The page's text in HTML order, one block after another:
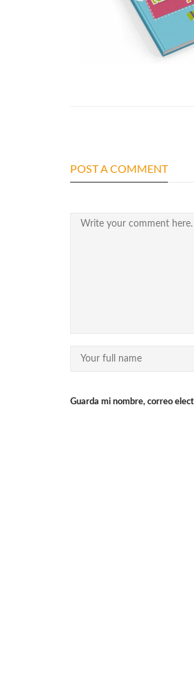
POST A COMMENT
Guarda mi nombre, correo